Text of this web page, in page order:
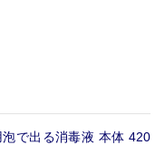
で出る消毒液 本体 420